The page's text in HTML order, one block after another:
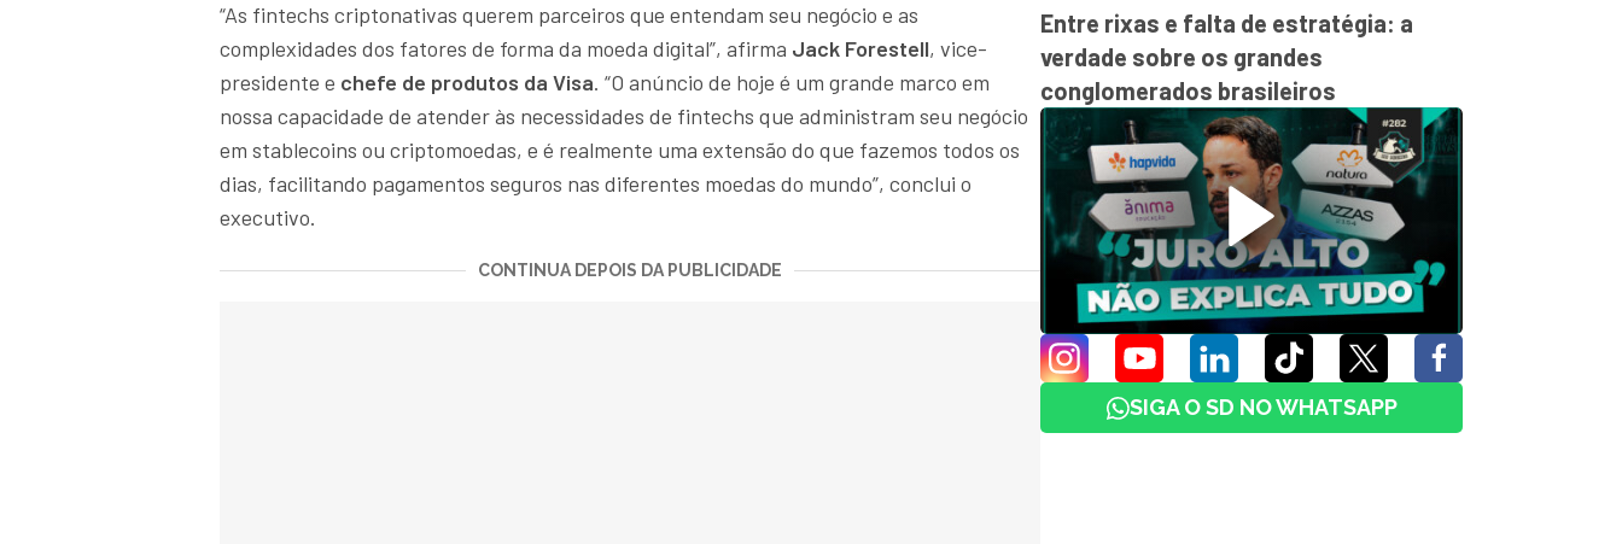
“As fintechs criptonativas querem parceiros que entendam seu negócio e as
complexidades dos fatores de forma da moeda digital”, afirma Jack Forestell, vice-
presidente e chefe de produtos da Visa. “O anúncio de hoje é um grande marco em
nossa capacidade de atender às necessidades de fintechs que administram seu negócio
em stablecoins ou criptomoedas, e é realmente uma extensão do que fazemos todos os
dias, facilitando pagamentos seguros nas diferentes moedas do mundo”, conclui o
executivo.
CONTINUA DEPOIS DA PUBLICIDADE
Entre rixas e falta de estratégia: a
verdade sobre os grandes
conglomerados brasileiros
SIGA O SD NO WHATSAPP